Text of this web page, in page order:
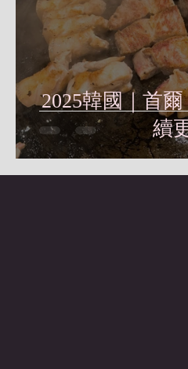
2025韓國｜首爾
續